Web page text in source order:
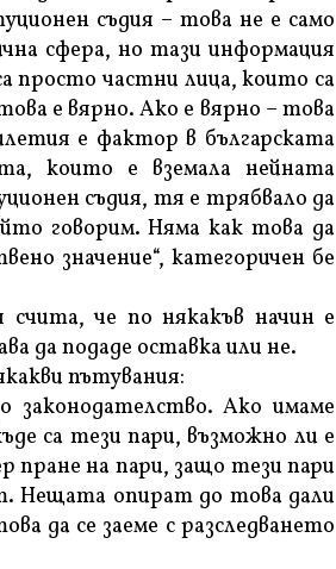
съдия – това не е само
сфера, но тази информация
просто частни лица, които са
е вярно. Ако е вярно – това
е фактор в българската
които е вземала нейната
съдия, тя е трябвало да
говорим. Няма как това да
значение“, категоричен бе
че по някакъв начин е
да подаде оставка или не.
пътувания:
законодателство. Ако имаме
са тези пари, възможно ли е
пране на пари, защо тези пари
Нещата опират до това дали
да се заеме с разследването